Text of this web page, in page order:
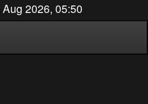
2026, 05:50